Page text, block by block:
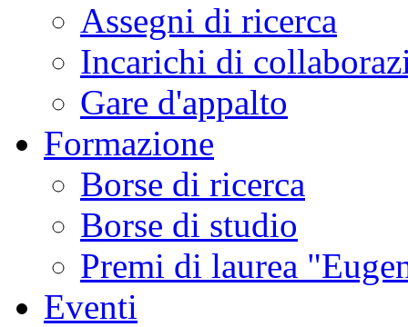
Assegni di ricerca
Incarichi di
Gare d'appalto
Formazione
Borse di ricerca
Borse di studio
Premi di laurea
Eventi